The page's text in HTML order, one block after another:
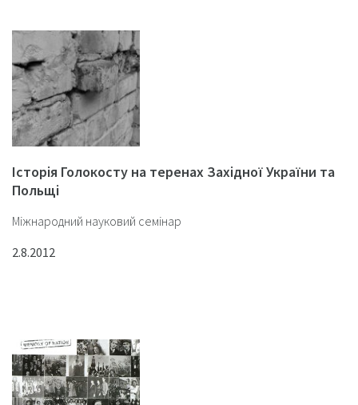
Історія Голокосту на теренах Західної України та
Польщі
Міжнародний науковий семінар
2.8.2012